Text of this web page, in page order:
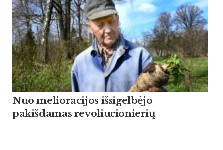
Nuo melioracijos išsigelbėjo
pakišdamas revoliucionierių